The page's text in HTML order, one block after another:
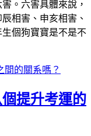
。六害具體來說，
相害、申亥相害、
個狗寶寶是不是不
間的關系嗎？
提升考運的